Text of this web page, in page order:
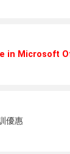
in Microsoft
優惠